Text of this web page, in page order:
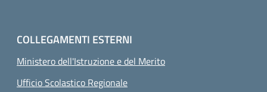
COLLEGAMENTI ESTERNI
Ministero dell'Istruzione e del Merito
Ufficio Scolastico Regionale